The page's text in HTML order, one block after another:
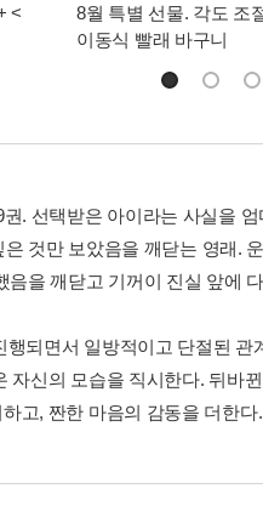
<
8월 특별 선물. 각도 조
이동식 빨래 바구니
. 선택받은 아이라는 사실을
은 것만 보았음을 깨닫는 영래.
음을 깨닫고 기꺼이 진실 앞에
되면서 일방적이고 단절된
자신의 모습을 직시한다. 뒤바
고, 짠한 마음의 감동을 더한다.